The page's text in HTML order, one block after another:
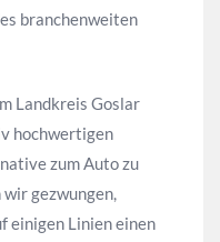
branchenweiten
Landkreis Goslar
hochwertigen
zum Auto zu
gezwungen,
einigen Linien einen